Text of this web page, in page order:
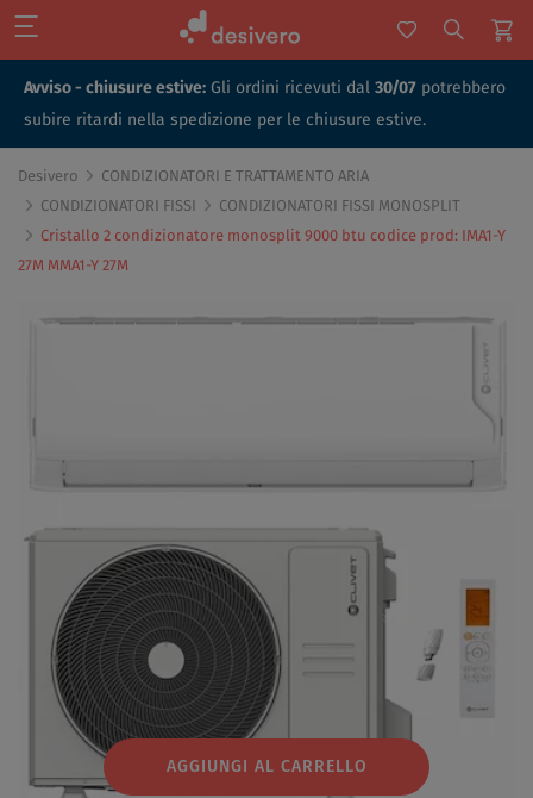
Avviso - chiusure estive: Gli ordini ricevuti dal 30/07 potrebbero
subire ritardi nella spedizione per le chiusure estive.
Desivero
CONDIZIONATORI E TRATTAMENTO ARIA
CONDIZIONATORI FISSI
CONDIZIONATORI FISSI MONOSPLIT
Cristallo 2 condizionatore monosplit 9000 btu codice prod: IMA1-Y
27M MMA1-Y 27M
AGGIUNGI AL CARRELLO